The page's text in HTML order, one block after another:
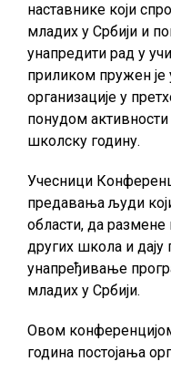
наставнике који
младих у Србији и
унапредити рад у
приликом пружен је
организације у
понудом
школску годину.
Учесници
предавања људи
области, да размене
других школа и дају
унапређивање
младих у Србији.
Овом
година постојања